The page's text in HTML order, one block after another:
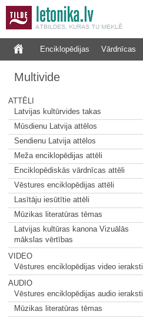
Enciklopēdijas Vārdnīcas
Multivide
ATTĒLI
Latvijas kultūrvides takas
Mūsdienu Latvija attēlos
Sendienu Latvija attēlos
Meža enciklopēdijas attēli
Enciklopēdiskās vārdnīcas attēli
Vēstures enciklopēdijas attēli
Lasītāju iesūtītie attēli
Mūzikas literatūras tēmas
Latvijas kultūras kanona Vizuālās
mākslas vērtības
VIDEO
Vēstures enciklopēdijas video ieraksti
AUDIO
Vēstures enciklopēdijas audio ieraksti
Mūzikas literatūras tēmas